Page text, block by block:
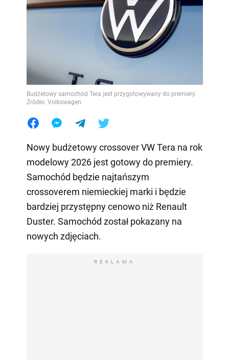
Budżetowy samochód Tera jest przygotowywany do premiery.
Źródło: Volkswagen
Nowy budżetowy crossover VW Tera na rok
modelowy 2026 jest gotowy do premiery.
Samochód będzie najtańszym
crossoverem niemieckiej marki i będzie
bardziej przystępny cenowo niż Renault
Duster. Samochód został pokazany na
nowych zdjęciach.
REKLAMA